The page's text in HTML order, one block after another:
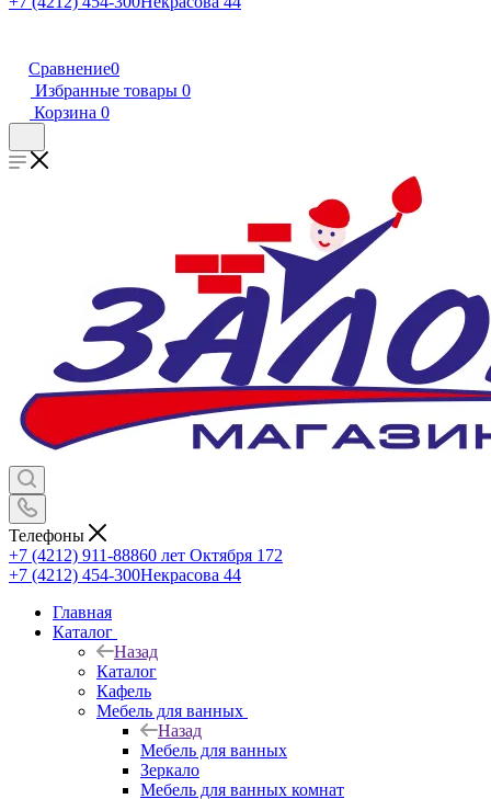
Сравнение0
Избранные товары 0
Корзина 0
Телефоны
+7 (4212) 911-88860 лет Октября 172
+7 (4212) 454-300Некрасова 44
Главная
Каталог
Назад
Каталог
Кафель
Мебель для ванных
Назад
Мебель для ванных
Зеркало
Мебель для ванных комнат